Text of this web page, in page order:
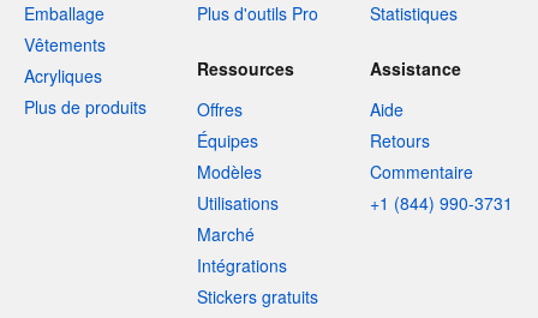
Emballage
Vêtements
Acryliques
Plus de produits
Plus d'outils Pro
Statistiques
Ressources
Offres
Équipes
Modèles
Utilisations
Marché
Intégrations
Stickers gratuits
Assistance
Aide
Retours
Commentaire
+1 (844) 990-3731